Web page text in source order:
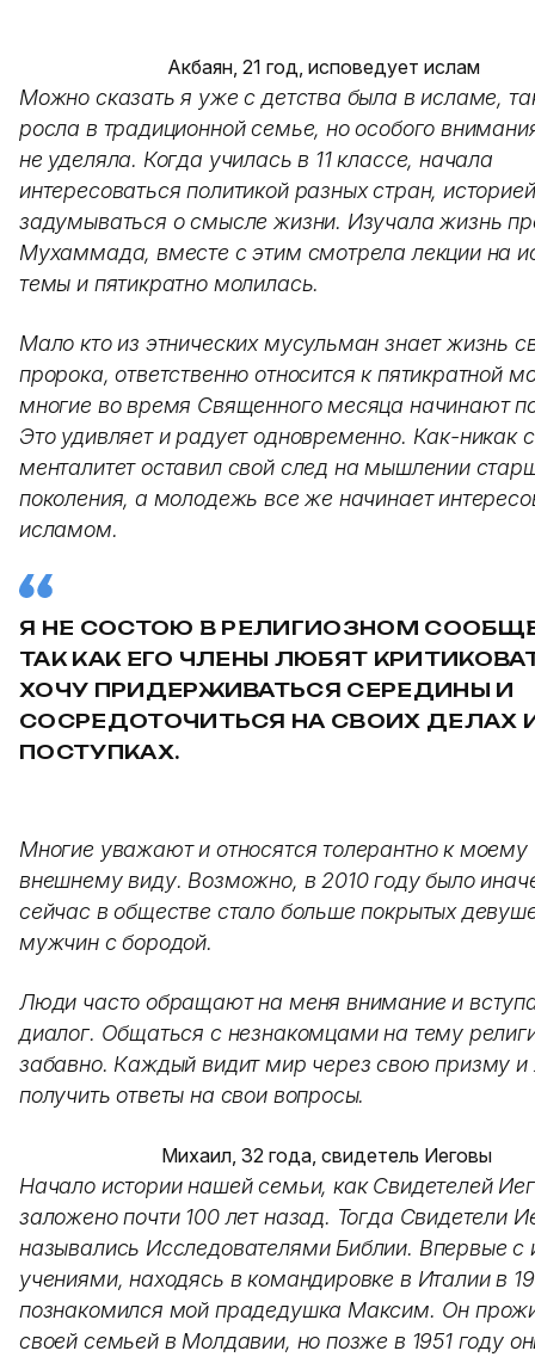
Акбаян, 21 год, исповедует ислам
Можно сказать я уже с детства была в исламе,
росла в традиционной семье, но особого
не уделяла. Когда училась в 11 классе, начала
интересоваться политикой разных стран,
задумываться о смысле жизни. Изучала жизнь
Мухаммада, вместе с этим смотрела лекции на
темы и пятикратно молилась.
Мало кто из этнических мусульман знает жизнь
пророка, ответственно относится к пятикратной
многие во время Священного месяца начинают
Это удивляет и радует одновременно. Как-никак
менталитет оставил свой след на мышлении
поколения, а молодежь все же начинает
исламом.
Я НЕ СОСТОЮ В РЕЛИГИОЗНОМ
ТАК КАК ЕГО ЧЛЕНЫ ЛЮБЯТ
ХОЧУ ПРИДЕРЖИВАТЬСЯ СЕРЕДИНЫ И
СОСРЕДОТОЧИТЬСЯ НА СВОИХ ДЕЛАХ
ПОСТУПКАХ.
Многие уважают и относятся толерантно к моему
внешнему виду. Возможно, в 2010 году было
сейчас в обществе стало больше покрытых
мужчин с бородой.
Люди часто обращают на меня внимание и
диалог. Общаться с незнакомцами на тему
забавно. Каждый видит мир через свою призму и
получить ответы на свои вопросы.
Михаил, 32 года, свидетель Иеговы
Начало истории нашей семьи, как Свидетелей
заложено почти 100 лет назад. Тогда Свидетели
назывались Исследователями Библии. Впервые с
учениями, находясь в командировке в Италии в
познакомился мой прадедушка Максим. Он
своей семьей в Молдавии, но позже в 1951 году